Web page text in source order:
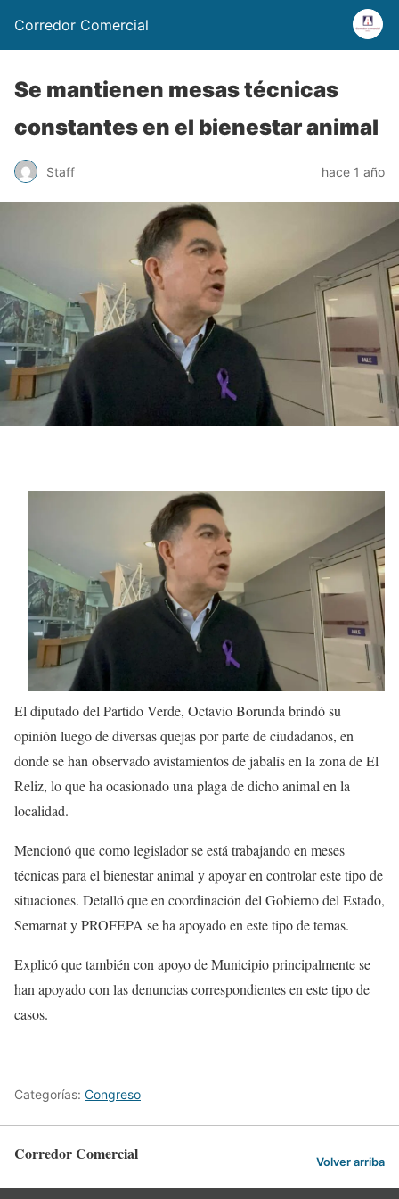
Corredor Comercial
Se mantienen mesas técnicas
constantes en el bienestar animal
Staff hace 1 año
El diputado del Partido Verde, Octavio Borunda brindó su
opinión luego de diversas quejas por parte de ciudadanos, en
donde se han observado avistamientos de jabalís en la zona de El
Reliz, lo que ha ocasionado una plaga de dicho animal en la
localidad.
Mencionó que como legislador se está trabajando en meses
técnicas para el bienestar animal y apoyar en controlar este tipo de
situaciones. Detalló que en coordinación del Gobierno del Estado,
Semarnat y PROFEPA se ha apoyado en este tipo de temas.
Explicó que también con apoyo de Municipio principalmente se
han apoyado con las denuncias correspondientes en este tipo de
casos.
Categorías: Congreso
Corredor Comercial Volver arriba